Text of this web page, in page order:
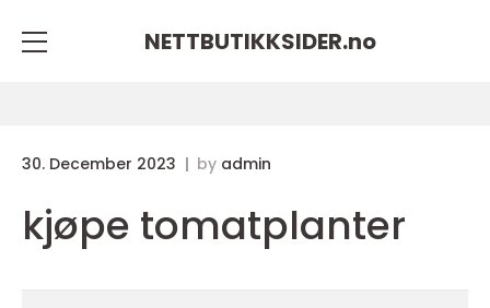
NETTBUTIKKSIDER.no
30. December 2023 by admin
kjøpe tomatplanter